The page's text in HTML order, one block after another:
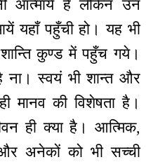
आत्मायें हैं लेकिन उन
यहाँ पहुँची हो। यह भी
कुण्ड में पहुँच गये।
ना। स्वयं भी शान्त और
मानव की विशेषता है।
ही क्या है। आत्मिक,
अनेकों को भी सच्ची